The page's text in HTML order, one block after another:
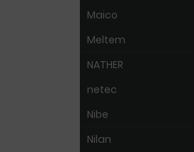
Maico
Meltem
NATHER
netec
Nibe
Nilan